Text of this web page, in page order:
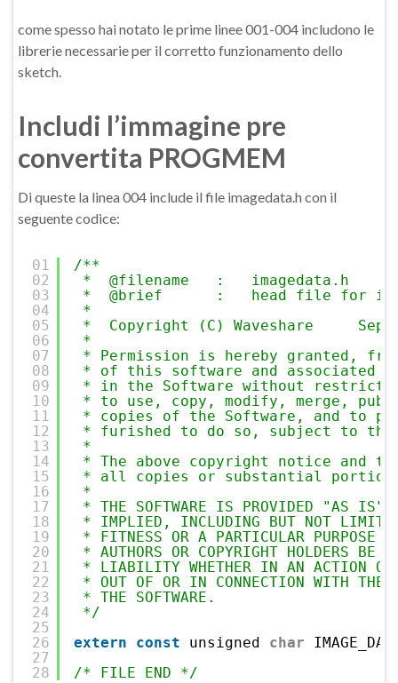
come spesso hai notato le prime linee 001-004 includono le
librerie necessarie per il corretto funzionamento dello
sketch.
Includi l’immagine pre
convertita PROGMEM
Di queste la linea 004 include il file imagedata.h con il
seguente codice:
01
02
03
04
05
06
07
08
09
10
11
12
13
14
15
16
17
18
19
20
21
22
23
24
25
26
27
28
/**
*  @filename   :   imagedata.h
*  @brief      :   head file for
*
*  Copyright (C) Waveshare
*
* Permission is hereby granted,
* of this software and associated
* in the Software without
* to use, copy, modify, merge,
* copies of the Software, and to
* furished to do so, subject to
*
* The above copyright notice and
* all copies or substantial
*
* THE SOFTWARE IS PROVIDED "AS IS",
* IMPLIED, INCLUDING BUT NOT
* FITNESS OR A PARTICULAR PURPOSE
* AUTHORS OR COPYRIGHT HOLDERS BE
* LIABILITY WHETHER IN AN ACTION OF
* OUT OF OR IN CONNECTION WITH THE
* THE SOFTWARE.
*/
extern
const unsigned char
/* FILE END */